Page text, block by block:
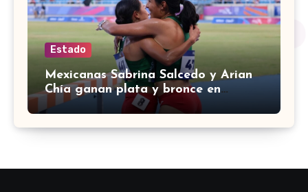
Estado
Mexicanas Sabrina Salcedo y Arian
Chía ganan plata y bronce en
3000m con obstáculos en
Centroamericanos 2026